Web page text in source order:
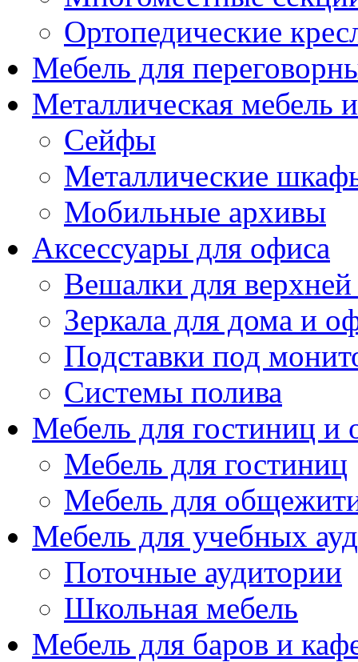
Ортопедические
Мебель для
Металлическая мебель
Сейфы
Металлические
Мобильные архивы
Аксессуары для офиса
Вешалки для
Зеркала для дома и
Подставки под
Системы полива
Мебель для гостиниц
Мебель для гостиниц
Мебель для
Мебель для учебных
Поточные аудитории
Школьная мебель
Мебель для баров и